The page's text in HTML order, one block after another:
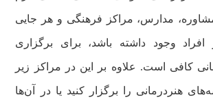
مدارس، مراکز فرهنگی و هر جایی
وجود داشته باشد، برای برگزاری
کافی است. علاوه بر این در مراکز زیر
هنردرمانی را برگزار کنید یا در آن‌ها